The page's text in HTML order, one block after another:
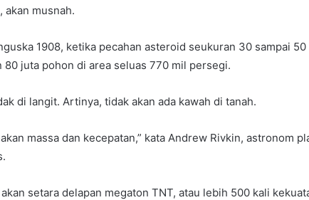
akan musnah.
1908, ketika pecahan asteroid seukuran 30 sampai 50
juta pohon di area seluas 770 mil persegi.
di langit. Artinya, tidak akan ada kawah di tanah.
massa dan kecepatan,” kata Andrew Rivkin, astronom
setara delapan megaton TNT, atau lebih 500 kali